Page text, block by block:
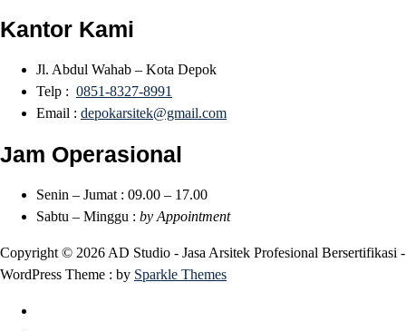
Kantor Kami
Jl. Abdul Wahab – Kota Depok
Telp : 0851-8327-8991
Email : depokarsitek@gmail.com
Jam Operasional
Senin – Jumat : 09.00 – 17.00
Sabtu – Minggu : by Appointment
Copyright © 2026 AD Studio - Jasa Arsitek Profesional Bersertifikasi -
WordPress Theme : by Sparkle Themes